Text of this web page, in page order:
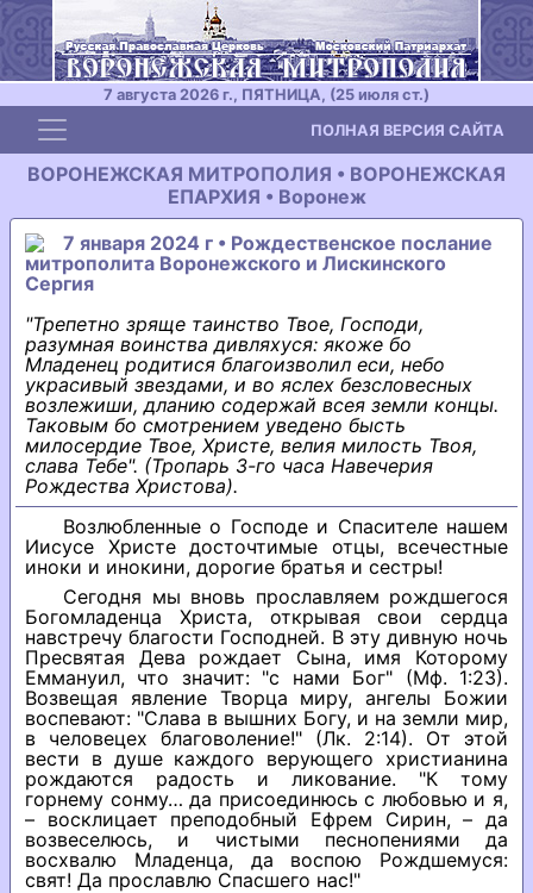
7 августа 2026 г., ПЯТНИЦА, (25 июля ст.)
Toggle navigation ПОЛНАЯ ВЕРСИЯ САЙТА
ВОРОНЕЖСКАЯ МИТРОПОЛИЯ • ВОРОНЕЖСКАЯ
ЕПАРХИЯ • Воронеж
7 января 2024 г • Рождественское послание
митрополита Воронежского и Лискинского
Сергия
"Трепетно зряще таинство Твое, Господи,
разумная воинства дивляхуся: якоже бо
Младенец родитися благоизволил еси, небо
украсивый звездами, и во яслех безсловесных
возлежиши, дланию содержай всея земли концы.
Таковым бо смотрением уведено бысть
милосердие Твое, Христе, велия милость Твоя,
слава Тебе". (Тропарь 3-го часа Навечерия
Рождества Христова).
Возлюбленные о Господе и Спасителе нашем
Иисусе Христе досточтимые отцы, всечестные
иноки и инокини, дорогие братья и сестры!
Сегодня мы вновь прославляем рождшегося
Богомладенца Христа, открывая свои сердца
навстречу благости Господней. В эту дивную ночь
Пресвятая Дева рождает Сына, имя Которому
Еммануил, что значит: "с нами Бог" (Мф. 1:23).
Возвещая явление Творца миру, ангелы Божии
воспевают: "Слава в вышних Богу, и на земли мир,
в человецех благоволение!" (Лк. 2:14). От этой
вести в душе каждого верующего христианина
рождаются радость и ликование. "К тому
горнему сонму… да присоединюсь с любовью и я,
– восклицает преподобный Ефрем Сирин, – да
возвеселюсь, и чистыми песнопениями да
восхвалю Младенца, да воспою Рождшемуся:
свят! Да прославлю Спасшего нас!"